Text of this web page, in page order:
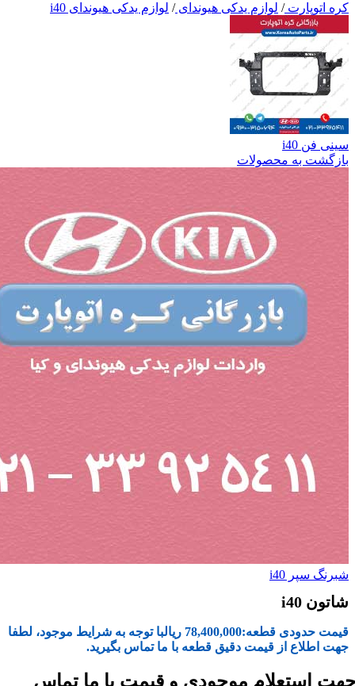
کره اتوپارت/ لوازم یدکی هیوندای/ لوازم یدکی هیوندای i40
سینی فن i40
بازگشت به محصولات
شبرنگ سپر i40
شاتون i40
قیمت حدودی قطعه:78,400,000 ریالبا توجه به شرایط موجود، لطفا
جهت اطلاع از قیمت دقیق قطعه با ما تماس بگیرید.
استعلام موجودی و قیمت با ما تماس